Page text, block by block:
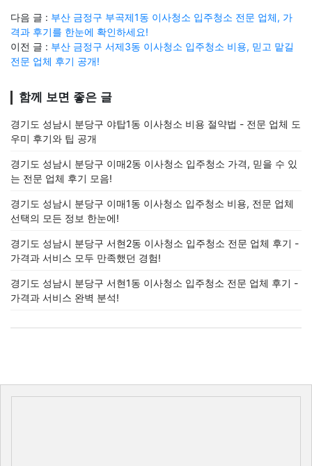
다음 글 : 부산 금정구 부곡제1동 이사청소 입주청소 전문 업체, 가
격과 후기를 한눈에 확인하세요!
이전 글 : 부산 금정구 서제3동 이사청소 입주청소 비용, 믿고 맡길
전문 업체 후기 공개!
함께 보면 좋은 글
경기도 성남시 분당구 야탑1동 이사청소 비용 절약법 - 전문 업체 도
우미 후기와 팁 공개
경기도 성남시 분당구 이매2동 이사청소 입주청소 가격, 믿을 수 있
는 전문 업체 후기 모음!
경기도 성남시 분당구 이매1동 이사청소 입주청소 비용, 전문 업체
선택의 모든 정보 한눈에!
경기도 성남시 분당구 서현2동 이사청소 입주청소 전문 업체 후기 -
가격과 서비스 모두 만족했던 경험!
경기도 성남시 분당구 서현1동 이사청소 입주청소 전문 업체 후기 -
가격과 서비스 완벽 분석!